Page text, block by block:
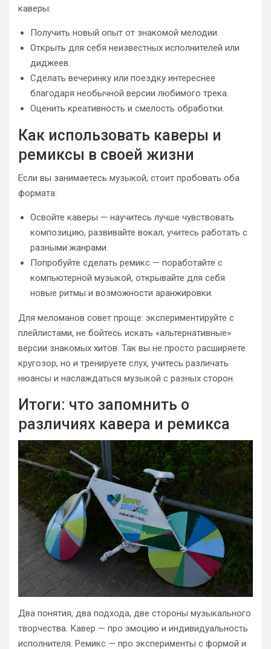
каверы:
Получить новый опыт от знакомой мелодии.
Открыть для себя неизвестных исполнителей или
диджеев.
Сделать вечеринку или поездку интереснее
благодаря необычной версии любимого трека.
Оценить креативность и смелость обработки.
Как использовать каверы и
ремиксы в своей жизни
Если вы занимаетесь музыкой, стоит пробовать оба
формата:
Освойте каверы — научитесь лучше чувствовать
композицию, развивайте вокал, учитесь работать с
разными жанрами.
Попробуйте сделать ремикс — поработайте с
компьютерной музыкой, открывайте для себя
новые ритмы и возможности аранжировки.
Для меломанов совет проще: экспериментируйте с
плейлистами, не бойтесь искать «альтернативные»
версии знакомых хитов. Так вы не просто расширяете
кругозор, но и тренируете слух, учитесь различать
нюансы и наслаждаться музыкой с разных сторон.
Итоги: что запомнить о
различиях кавера и ремикса
Два понятия, два подхода, две стороны музыкального
творчества. Кавер — про эмоцию и индивидуальность
исполнителя. Ремикс — про эксперименты с формой и